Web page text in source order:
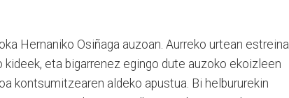
Hernaniko Osiñaga auzoan. Aurreko urtean
eta bigarrenez egingo dute auzoko ekoizleen
kontsumitzearen aldeko apustua. Bi helbururekin